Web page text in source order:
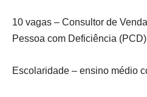
10 vagas – Consultor de
Pessoa com Deficiência (PCD)
Escolaridade – ensino médio